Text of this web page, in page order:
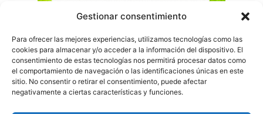
Gestionar consentimiento
Para ofrecer las mejores experiencias, utilizamos tecnologías como las
cookies para almacenar y/o acceder a la información del dispositivo. El
consentimiento de estas tecnologías nos permitirá procesar datos como
el comportamiento de navegación o las identificaciones únicas en este
sitio. No consentir o retirar el consentimiento, puede afectar
negativamente a ciertas características y funciones.